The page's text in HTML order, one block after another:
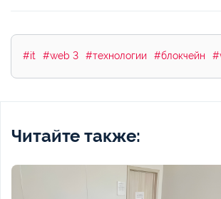
#it #web 3 #технологии #блокчейн
Читайте также: